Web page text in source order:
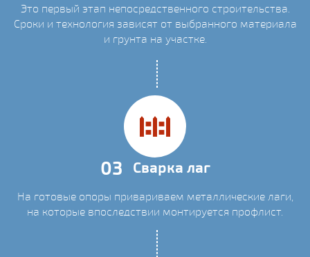
Это первый этап непосредственного строительства.
Сроки и технология зависят от выбранного материала
и грунта на участке.
03 Сварка лаг
На готовые опоры привариваем металлические лаги,
на которые впоследствии монтируется профлист.